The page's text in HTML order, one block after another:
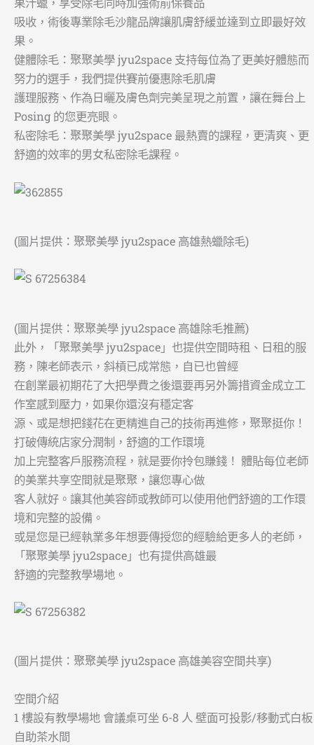
吸收，術後專業除毛沙龍品牌讓肌膚舒緩並達到立即最好效
果。
健體除毛：聚聚美學 jyu2space 支持每位為了更美好體態而
努力的選手，我們提供賽前優惠除毛肌膚
護理服務、作為日曬及膚色劑完美呈現之前置，讓在舞台上
Posing 的您更亮眼。
私密除毛：聚聚美學 jyu2space 最熱賣的課程，更清爽、更
舒適的效率的男女私密除毛課程。
(圖片提供：聚聚美學 jyu2space 高雄熱蠟除毛)
(圖片提供：聚聚美學 jyu2space 高雄除毛推薦)
此外，「聚聚美學 jyu2space」也提供空間時租、日租的服
務，陳老師表示，斜槓已成常態，自已也曾經
在創業最初期花了大把學費之後還要再另外籌措資金成立工
作室感到壓力，如果你還沒有穩定客
源、或是想把錢花在更精進自己的技術再進修，聚聚挺你！
打破傳統店家分潤制，舒適的工作環境
加上完整客戶服務流程，就是要你拎包賺錢！ 體貼每位老師
的美業共享空間就是聚聚，讓您專心做
客人就好。讓其他美容師或教師可以使用他們舒適的工作環
境和完整的設備。
或是您是已經執業多年想要傳授您的經驗給更多人的老師，
「聚聚美學 jyu2space」也有提供高雄最
舒適的完整教學場地。
(圖片提供：聚聚美學 jyu2space 高雄美容空間共享)
空間介紹
1 樓設有教學場地 會議桌可坐 6-8 人 壁面可投影/移動式白板
自助茶水間